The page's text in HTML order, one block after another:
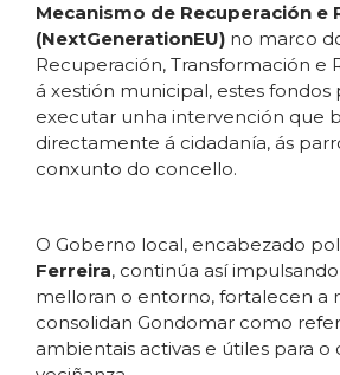
Mecanismo de Recuperación e
(NextGenerationEU) no marco
Recuperación, Transformación e
á xestión municipal, estes
executar unha intervención que
directamente á cidadanía, ás
conxunto do concello.
O Goberno local, encabezado
Ferreira, continúa así
melloran o entorno, fortalecen a
consolidan Gondomar como
ambientais activas e útiles para o